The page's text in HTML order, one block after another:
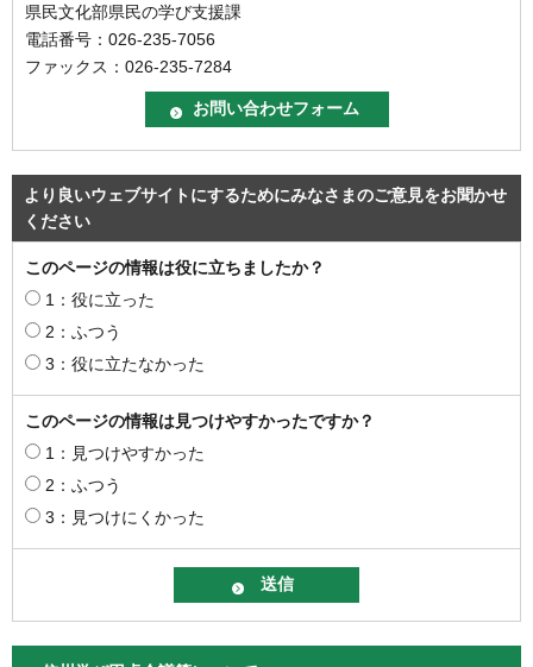
県民文化部県民の学び支援課
電話番号：026-235-7056
ファックス：026-235-7284
より良いウェブサイトにするためにみなさまのご意見をお聞かせ
ください
このページの情報は役に立ちましたか？
1：役に立った
2：ふつう
3：役に立たなかった
このページの情報は見つけやすかったですか？
1：見つけやすかった
2：ふつう
3：見つけにくかった